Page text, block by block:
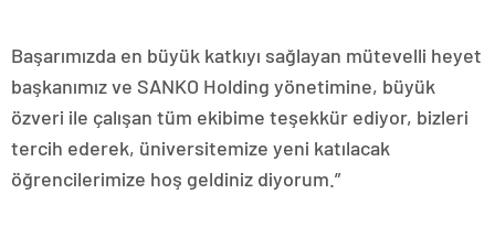
Başarımızda en büyük katkıyı sağlayan mütevelli heyet
başkanımız ve SANKO Holding yönetimine, büyük
özveri ile çalışan tüm ekibime teşekkür ediyor, bizleri
tercih ederek, üniversitemize yeni katılacak
öğrencilerimize hoş geldiniz diyorum.”